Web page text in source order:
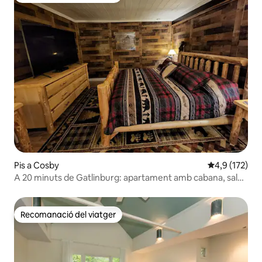
Pis a Cosby 4,9 de
4,9 (172)
A 20 minuts de Gatlinburg: apartament amb cabana, sala
Recomanació del viatger
Recomanació del viatger